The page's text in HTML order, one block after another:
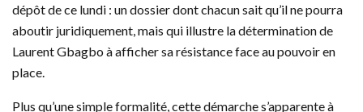
dépôt de ce lundi : un dossier dont chacun sait qu’il ne pourra
aboutir juridiquement, mais qui illustre la détermination de
Laurent Gbagbo à afficher sa résistance face au pouvoir en
place.
Plus qu’une simple formalité, cette démarche s’apparente à